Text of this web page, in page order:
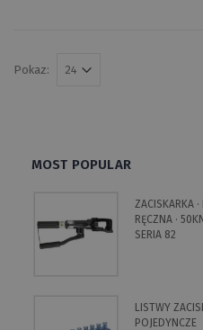
Pokaz:
MOST POPULAR
ZACISKARKA
RĘCZNA ·
SERIA 82
LISTWY
POJEDYNCZE